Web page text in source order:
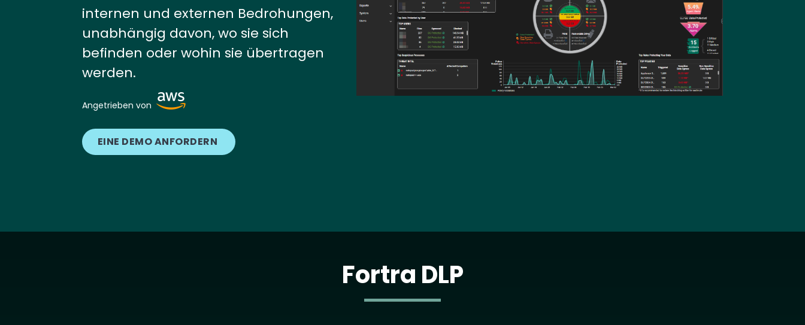
internen und externen Bedrohungen,
unabhängig davon, wo sie sich
befinden oder wohin sie übertragen
werden.
Angetrieben von Image
EINE DEMO ANFORDERN
Fortra DLP